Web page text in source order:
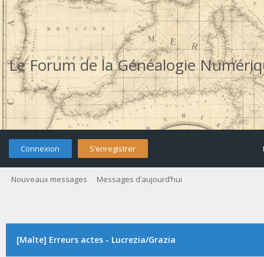
Le Forum de la Généalogie
Connexion S’enregistrer
Nouveaux messages Messages d’aujourd’hui
[Malte] Erreurs actes - Lucrezia/Grazia